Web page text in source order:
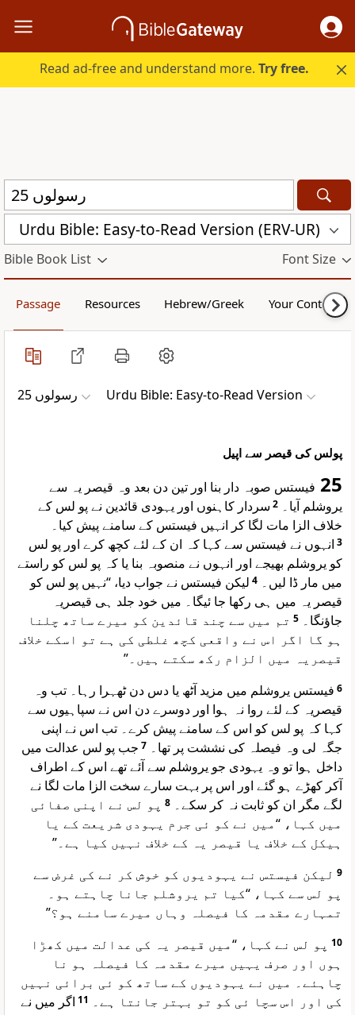
Read ad-free and understand more.Try free.
Urdu Bible: Easy-to-Read Version (ERV-UR)
Bible Book List Font Size
Passage Resources Hebrew/Greek Your Content
رسولوں 25 Urdu Bible: Easy-to-Read Version
پولس کی قیصر سے اپیل
25 فیستس صوبہ دار بنا اور تین دن بعد وہ قیصر یہ سے
یروشلم آیا۔ 2 سردار کاہنوں اور یہودی قائدین نے پو لس کے
خلاف الزا مات لگا کر انہیں فیستس کے سامنے پیش کیا۔
3 انہوں نے فیستس سے کہا کہ ان کے لئے کچھ کرے اور پو لس
کو یروشلم بھیجے اور انہوں نے منصوبہ بنا یا کہ پو لس کو راستے
میں مار ڈا لیں۔ 4 لیکن فیستس نے جواب دیا، “نہیں پو لس کو
قیصر یہ میں ہی رکھا جا ئیگا۔ میں خود جلد ہی قیصریہ
جاؤنگا۔ 5 تم میں سے چند قائدین کو میرے ساتھ چلنا
ہو گا اگر اس نے واقعی کچھ غلطی کی ہے تو اسکے خلاف
قیصریہ میں الزام رکھ سکتے ہیں۔”
6 فیستس یروشلم میں مزید آٹھ یا دس دن ٹھہرا رہا۔ تب وہ
قیصریہ کے لئے روا نہ ہوا اور دوسرے دن اس نے سپاہیوں سے
کہا کہ پو لس کو اس کے سامنے پیش کرے۔ تب اس نے اپنی
جگہ لی وہ فیصلہ کی نششت پر تھا۔ 7 جب پو لس عدالت میں
داخل ہوا تو وہ یہودی جو یروشلم سے آئے تھے اس کے اطراف
آکر کھڑے ہو گئے اور اس پر بہت سارے سخت الزا مات لگا نے
لگے مگر ان کو ثابت نہ کر سکے۔ 8 پو لس نے اپنی صفائی
میں کہا، “میں نے کو ئی جرم یہودی شریعت کے یا
ہیکل کے خلاف یا قیصر یہ کے خلاف نہیں کیا ہے۔”
9 لیکن فیستس نے یہودیوں کو خوش کر نے کی غرض سے
پو لس سے کہا، “کیا تم یروشلم جانا چاہتے ہو۔
تمہارے مقدمہ کا فیصلہ وہاں میرے سامنے ہو؟”
10 پو لس نے کہا، “میں قیصر یہ کی عدالت میں کھڑا
ہوں اور صرف یہیں میرے مقدمہ کا فیصلہ ہو نا
چاہئے۔ میں نے یہودیوں کے ساتھ کو ئی برائی نہیں
کی اور اس سچا ئی کو تو بہتر جانتا ہے۔ 11 اگر میں نے